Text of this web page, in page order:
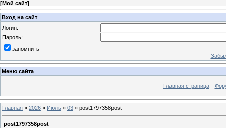
[Мой сайт]
Вход на сайт
Логин:
Пароль:
запомнить
Меню сайта
Главная страница
Главная » 2026 » Июль » 03 » post1797358post
post1797358post